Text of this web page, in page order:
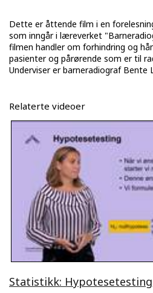
Dette er åttende film i en
som inngår i læreverket
filmen handler om forhindring og
pasienter og pårørende som er til
Underviser er barneradiograf Bente
Relaterte videoer
Statistikk: